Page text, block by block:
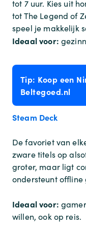
tot 7 uur. Kies uit
tot The Legend of
speel je makkelijk
Ideaal voor:
Tip: Koop een
Beltegoed.nl
Steam Deck
De favoriet van
zware titels op
groter, maar ligt
ondersteunt offline
Ideaal voor:
willen, ook op reis.